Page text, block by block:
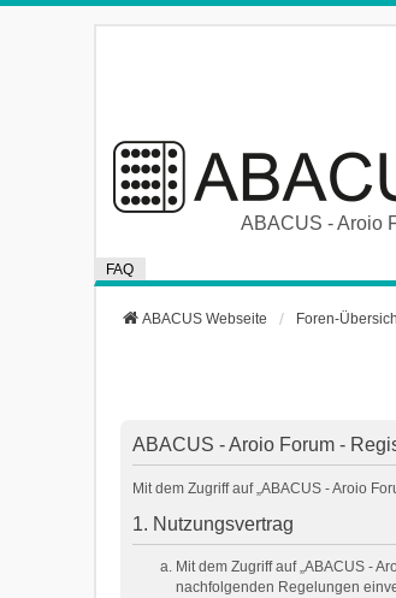
ABACUS - Aroio
FAQ
ABACUS Webseite Foren-
ABACUS - Aroio Forum -
Mit dem Zugriff auf „ABACUS - Aroio
1. Nutzungsvertrag
Mit dem Zugriff auf „ABACUS -
nachfolgenden Regelungen